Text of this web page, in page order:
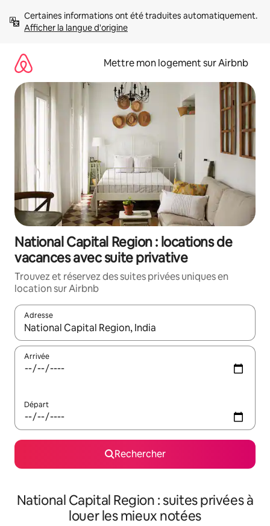
directement
Afficher la langue d'origine
Mettre mon logement sur Airbnb
National Capital Region : locations de
vacances avec suite privative
Trouvez et réservez des suites privées uniques en
location sur Airbnb
Adresse
Lorsque les résultats s'affichent, utilisez les flèches vers le
Arrivée
Départ
Rechercher
National Capital Region : suites privées à
louer les mieux notées